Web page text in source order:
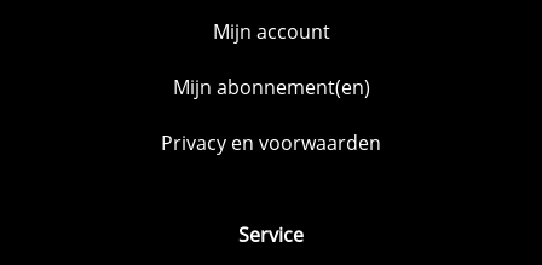
Mijn account
Mijn abonnement(en)
Privacy en voorwaarden
Service